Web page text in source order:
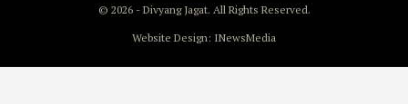
© 2026 - Divyang Jagat. All Rights Reserved.
Website Design: INewsMedia